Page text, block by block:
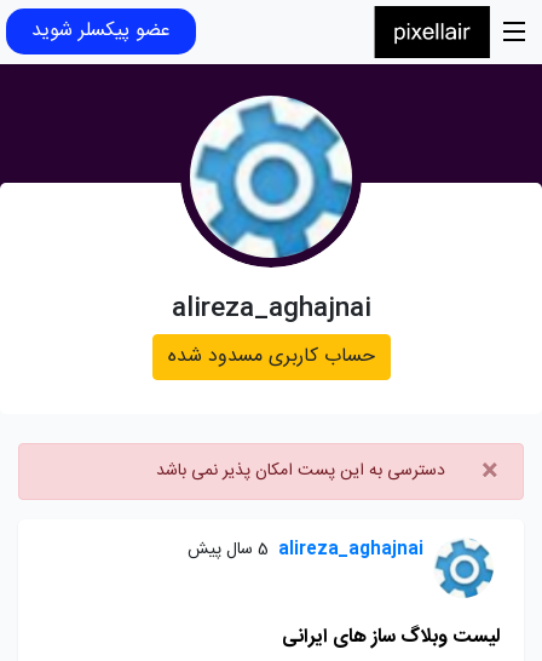
عضو پیکسلر شوید
alireza_aghajnai
حساب کاربری مسدود شده
× دسترسی به این پست امکان پذیر نمی باشد
alireza_aghajnai 5 سال پیش
لیست وبلاگ ساز های ایرانی